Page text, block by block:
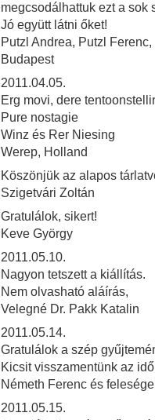
megcsodálhattuk ezt a sok
Jó együtt látni őket!
Putzl Andrea, Putzl
Budapest
2011.04.05.
Erg movi, dere
Pure nostagie
Winz és Rer Niesing
Werep, Holland
Köszönjük az alapos
Szigetvári Zoltán
Gratulálok, sikert!
Keve György
2011.05.10.
Nagyon tetszett a kiállítás.
Nem olvasható aláírás,
Velegné Dr. Pakk Katalin
2011.05.14.
Gratulálok a szép
Kicsit visszamentünk az
Németh Ferenc és
2011.05.15.